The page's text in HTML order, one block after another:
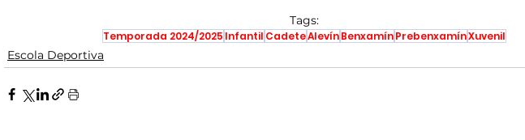
Tags:
Temporada 2024/2025 Infantil CadeteAlevínBenxamínPrebenxamínXuvenil
Escola Deportiva